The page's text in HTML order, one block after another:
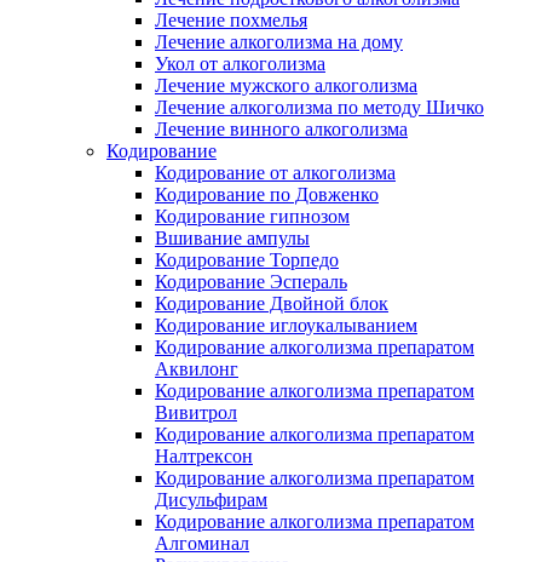
Лечение похмелья
Лечение алкоголизма на дому
Укол от алкоголизма
Лечение мужского алкоголизма
Лечение алкоголизма по методу Шичко
Лечение винного алкоголизма
Кодирование
Кодирование от алкоголизма
Кодирование по Довженко
Кодирование гипнозом
Вшивание ампулы
Кодирование Торпедо
Кодирование Эспераль
Кодирование Двойной блок
Кодирование иглоукалыванием
Кодирование алкоголизма препаратом
Аквилонг
Кодирование алкоголизма препаратом
Вивитрол
Кодирование алкоголизма препаратом
Налтрексон
Кодирование алкоголизма препаратом
Дисульфирам
Кодирование алкоголизма препаратом
Алгоминал